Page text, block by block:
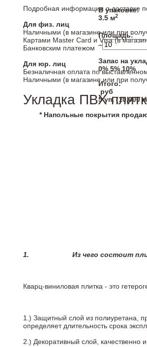
В упаковке:
3.5 м2
Площадь:
–
Запас на
0% 5% 10%
Итого:
руб
5уп. (10,000м
* Напольные покрытия
Подробная информация о доставке
Для физ. лиц
Наличными (в магазине или при
Картами Master Card и Visa (в
Банковским платежом
Для юр. лиц
Безналичная оплата по
Наличными (в магазине или при
Укладка ПВХ
1. Из чего состоит
Кварц-виниловая плитка - это
1.) Защитный слой из полиуретана,
определяет длительность срока
2.) Декоративный слой, качественно